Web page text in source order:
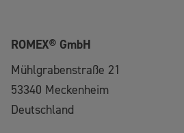
ROMEX® GmbH
Mühlgrabenstraße 21
53340 Meckenheim
Deutschland